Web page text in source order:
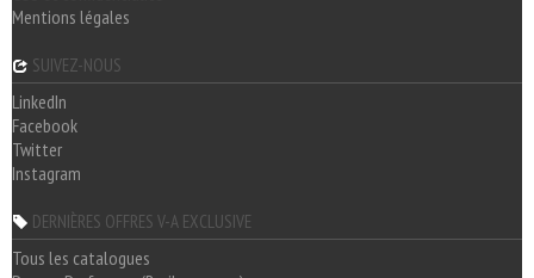
Mentions légales
SUIVEZ-NOUS
LinkedIn
Facebook
Twitter
Instagram
DERNIÈRES OFFRES V-A EXCLUSIVE
Tous les catalogues